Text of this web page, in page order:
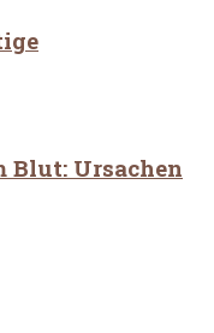
Blut: Ursachen